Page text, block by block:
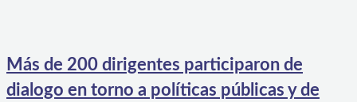
Más de 200 dirigentes participaron de
dialogo en torno a políticas públicas y de